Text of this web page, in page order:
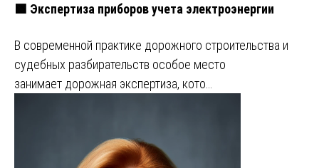
🟩 Экспертиза приборов учета электроэнергии
В современной практике дорожного строительства и
судебных разбирательств особое место
занимает дорожная экспертиза, кото…